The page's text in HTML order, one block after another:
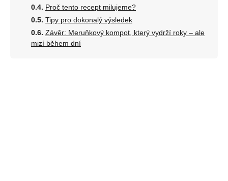
Proč tento recept milujeme?
Tipy pro dokonalý výsledek
Závěr: Meruňkový kompot, který vydrží roky – ale
mizí během dní